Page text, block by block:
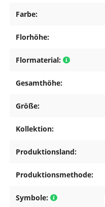
Farbe:
Florhöhe:
Flormaterial:
Gesamthöhe:
Größe:
Kollektion:
Produktionsland:
Produktionsmethode:
Symbole: